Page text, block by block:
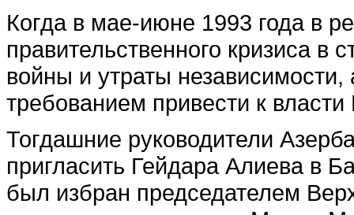
Когда в мае-июне 1993 года в
правительственного кризиса в
войны и утраты
требованием привести к
Тогдашние руководители
пригласить Гейдара Алиева в
был избран председателем